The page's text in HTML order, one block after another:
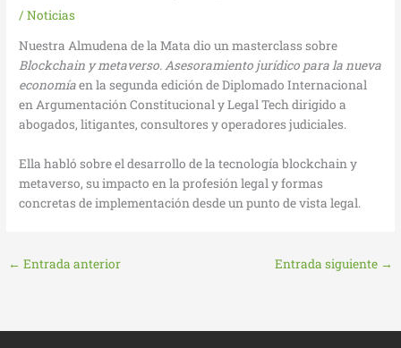
/Noticias
Nuestra Almudena de la Mata dio un masterclass sobre
Blockchain y metaverso. Asesoramiento jurídico para la nueva
economíaen la segunda edición de Diplomado Internacional
en Argumentación Constitucional y Legal Tech dirigido a
abogados, litigantes, consultores y operadores judiciales.
Ella habló sobre el desarrollo de la tecnología blockchain y
metaverso, su impacto en la profesión legal y formas
concretas de implementación desde un punto de vista legal.
← Entrada anterior Entrada siguiente →